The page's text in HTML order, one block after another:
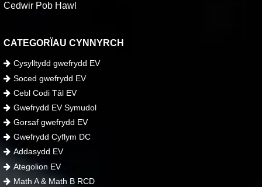
Cedwir Pob Hawl
CATEGORÏAU CYNNYRCH
Cysylltydd gwefrydd EV
Soced gwefrydd EV
Cebl Codi Tâl EV
Gwefrydd EV Symudol
Gorsaf gwefrydd EV
Gwefrydd Cyflym DC
Addasydd EV
Ategolion EV
Math A & Math B RCD